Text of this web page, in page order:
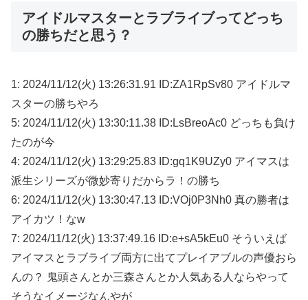
アイドルマスターとラブライブってどっち
の勝ちだと思う？
1: 2024/11/12(火) 13:26:31.91 ID:ZA1RpSv80 アイドルマ
スターの勝ちやろ
5: 2024/11/12(火) 13:30:11.38 ID:LsBreoAc0 どっちも負け
たのが今
4: 2024/11/12(火) 13:29:25.83 ID:gq1K9UZy0 アイマスは
派生シリーズが微妙寄りだからラ！の勝ち
6: 2024/11/12(火) 13:30:47.13 ID:VOj0P3Nh0 真の勝者は
アイカツ！なw
7: 2024/11/12(火) 13:37:49.16 ID:e+sA5kEu0 そういえば
アイマスとラブライブ両方に出てプレイアブルの声優おら
んの？ 鬼頭さんとか三森さんとか人気ある人ならやって
そうなイメージなんやが